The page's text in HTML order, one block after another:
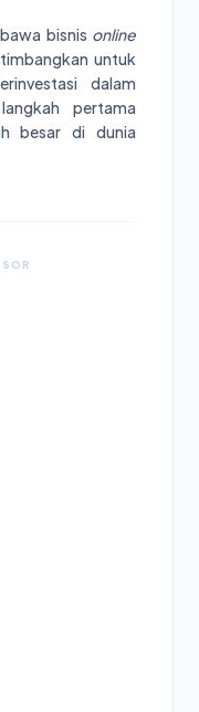
bisnis online
untuk
dalam
pertama
besar di dunia